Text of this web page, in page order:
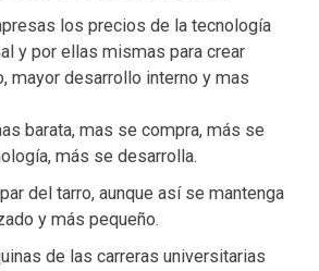
los precios de la tecnología
y por ellas mismas para crear
mayor desarrollo interno y mas
barata, mas se compra, más se
más se desarrolla.
del tarro, aunque así se mantenga
y más pequeño.
de las carreras universitarias